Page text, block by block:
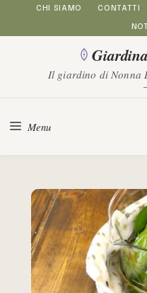
al
contenuto
CHI SIAMO CONTATTI
Il giardino di Nonna
Menu